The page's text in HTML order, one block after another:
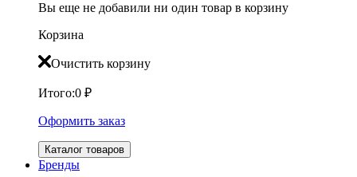
Вы еще не добавили ни один товар в корзину
Корзина
Очистить корзину
Итого:0 ₽
Оформить заказ
Каталог товаров
Бренды